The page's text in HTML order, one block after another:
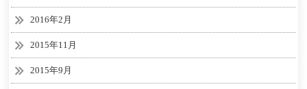
2016年2月
2015年11月
2015年9月